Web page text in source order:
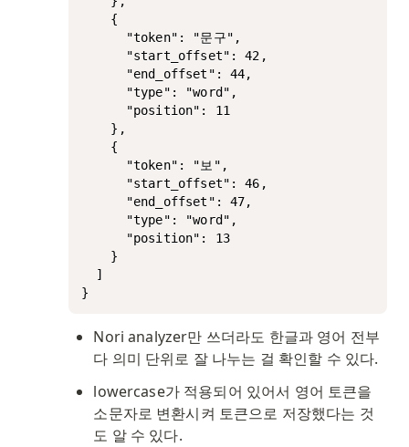
    {
      "token": "문구",
      "start_offset": 42,
      "end_offset": 44,
      "type": "word",
      "position": 11
    },
    {
      "token": "보",
      "start_offset": 46,
      "end_offset": 47,
      "type": "word",
      "position": 13
    }
  ]
}
Nori analyzer만 쓰더라도 한글과 영어 전부
다 의미 단위로 잘 나누는 걸 확인할 수 있다.
lowercase가 적용되어 있어서 영어 토큰을
소문자로 변환시켜 토큰으로 저장했다는 것
도 알 수 있다.